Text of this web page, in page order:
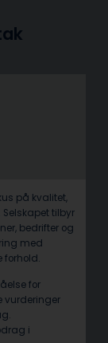
på kvalitet,
tilbyr
bedrifter og
med
forhold.
for
vurderinger
i